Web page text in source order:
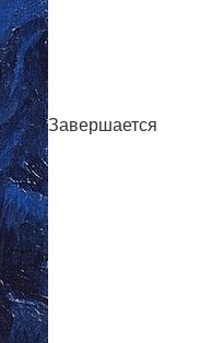
Завершается